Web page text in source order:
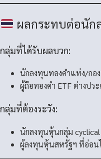
ผลกระทบต่อนัก
กลุ่มที่ได้รับผลบวก:
นักลงทุนทองคำแท่ง/กอ
ผู้ถือทองคำ ETF ต่างปร
กลุ่มที่ต้องระวัง:
นักลงทุนหุ้นกลุ่ม
ผู้ลงทุนหุ้นสหรัฐฯ ที่อ่อน